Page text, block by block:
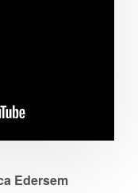
Edersem